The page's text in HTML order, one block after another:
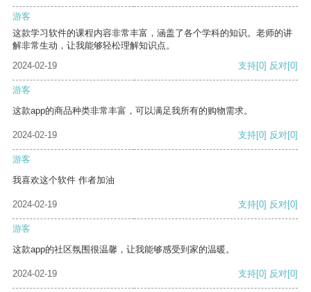
游客
这款学习软件的课程内容非常丰富，涵盖了各个学科的知识。老师的讲
解非常生动，让我能够轻松理解知识点。
2024-02-19
支持[0] 反对[0]
游客
这款app的商品种类非常丰富，可以满足我所有的购物需求。
2024-02-19 支持[0] 反对[0]
游客
我喜欢这个软件 作者加油
2024-02-19 支持[0] 反对[0]
游客
这款app的社区氛围很温馨，让我能够感受到家的温暖。
2024-02-19 支持[0] 反对[0]